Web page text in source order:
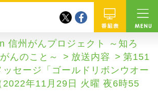
長野朝日放送 番組
twitterfacebook
信州がんプロジェクト ～知ろ
んのこと～
放送内容
第151
ッセージ「ゴールドリボンウオー
2022年11月29日 火曜 夜6時55